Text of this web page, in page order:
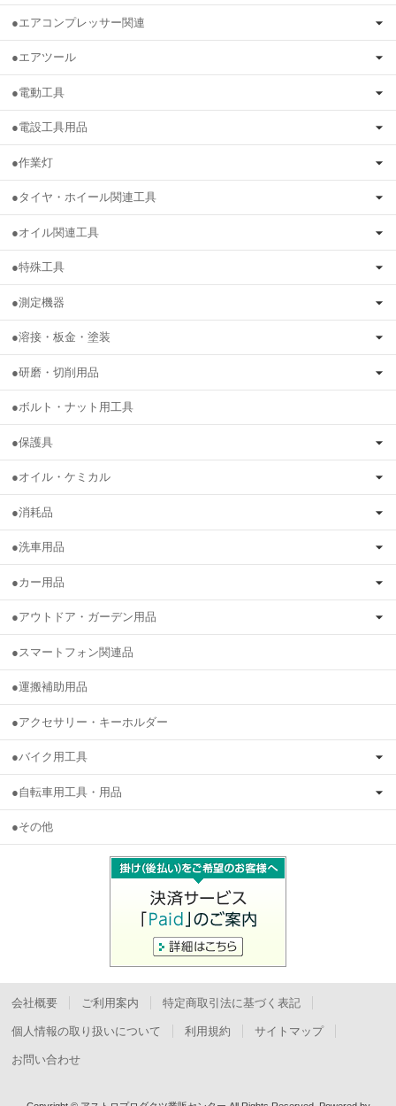
●エアコンプレッサー関連
●エアツール
●電動工具
●電設工具用品
●作業灯
●タイヤ・ホイール関連工具
●オイル関連工具
●特殊工具
●測定機器
●溶接・板金・塗装
●研磨・切削用品
●ボルト・ナット用工具
●保護具
●オイル・ケミカル
●消耗品
●洗車用品
●カー用品
●アウトドア・ガーデン用品
●スマートフォン関連品
●運搬補助用品
●アクセサリー・キーホルダー
●バイク用工具
●自転車用工具・用品
●その他
会社概要 ご利用案内 特定商取引法に基づく表記
個人情報の取り扱いについて 利用規約 サイトマップ
お問い合わせ